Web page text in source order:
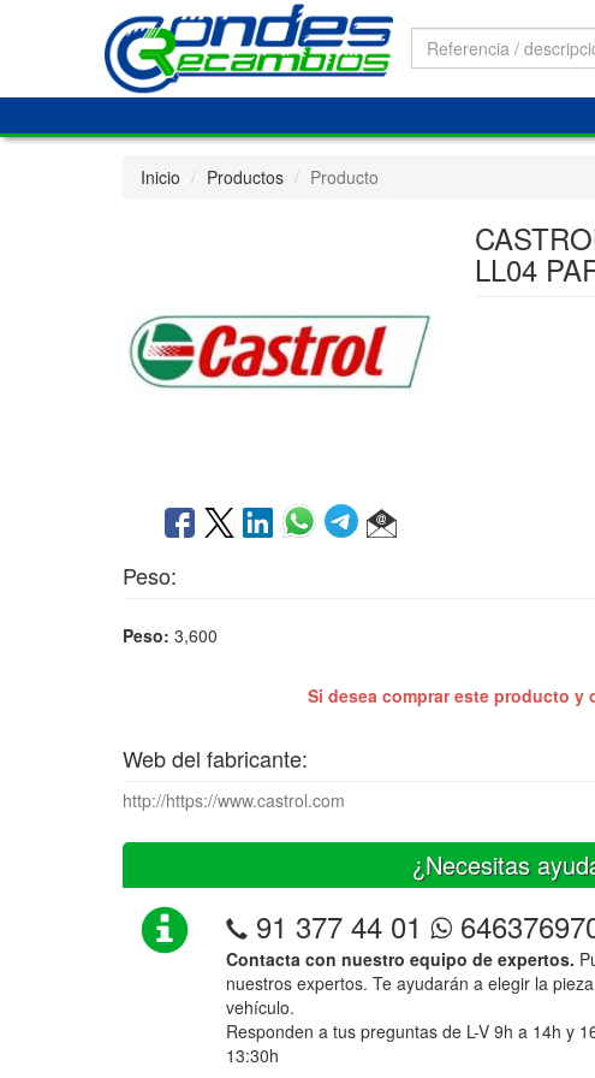
Inicio Productos Producto
LL04
Peso:
Peso: 3,600
Si desea comprar este producto
Web del fabricante:
http://https://www.castrol.com
¿Necesitas
91 377 44 01
Contacta con nuestro equipo de expertos.
nuestros expertos. Te ayudarán a elegir la
vehículo.
Responden a tus preguntas de L-V 9h a 14h y
13:30h